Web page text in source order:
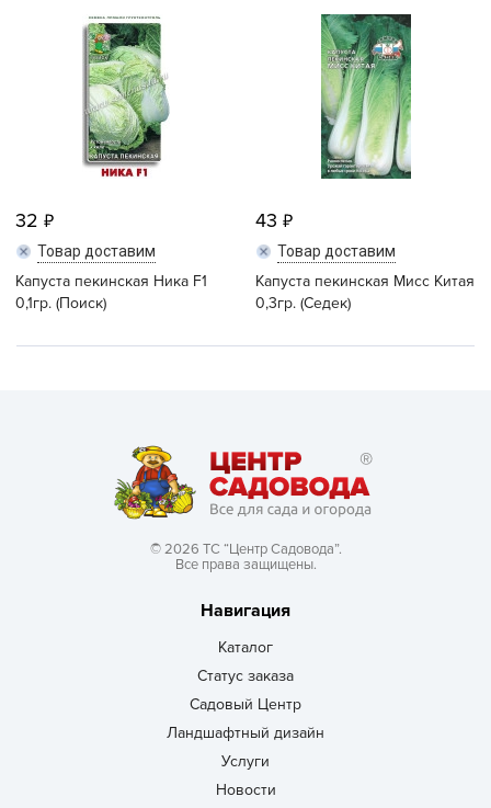
32
Товар доставим
Капуста пекинская Ника F1
0,1гр. (Поиск)
43
Товар доставим
Капуста пекинская Мисс Китая
0,3гр. (Седек)
© 2026 ТС “Центр Садовода”.
Все права защищены.
Навигация
Каталог
Статус заказа
Садовый Центр
Ландшафтный дизайн
Услуги
Новости